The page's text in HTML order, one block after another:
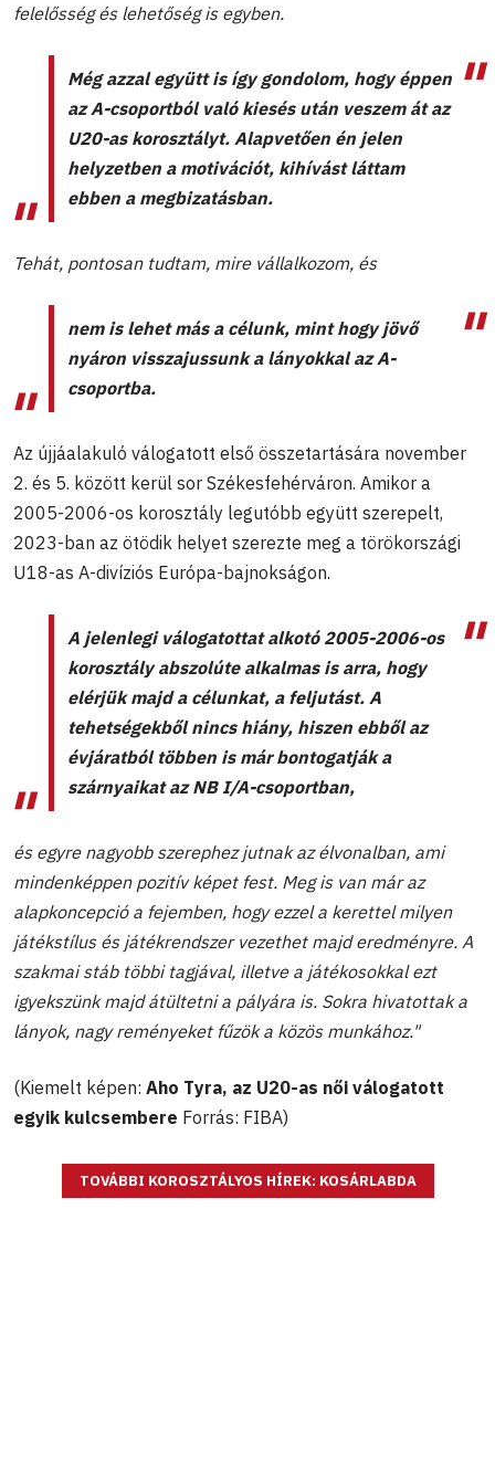
felelősség és lehetőség is egyben.
Még azzal együtt is így gondolom, hogy éppen
az A-csoportból való kiesés után veszem át az
U20-as korosztályt. Alapvetően én jelen
helyzetben a motivációt, kihívást láttam
ebben a megbizatásban.
Tehát, pontosan tudtam, mire vállalkozom, és
nem is lehet más a célunk, mint hogy jövő
nyáron visszajussunk a lányokkal az A-
csoportba.
Az újjáalakuló válogatott első összetartására november
2. és 5. között kerül sor Székesfehérváron. Amikor a
2005-2006-os korosztály legutóbb együtt szerepelt,
2023-ban az ötödik helyet szerezte meg a törökországi
U18-as A-divíziós Európa-bajnokságon.
A jelenlegi válogatottat alkotó 2005-2006-os
korosztály abszolúte alkalmas is arra, hogy
elérjük majd a célunkat, a feljutást. A
tehetségekből nincs hiány, hiszen ebből az
évjáratból többen is már bontogatják a
szárnyaikat az NB I/A-csoportban,
és egyre nagyobb szerephez jutnak az élvonalban, ami
mindenképpen pozitív képet fest. Meg is van már az
alapkoncepció a fejemben, hogy ezzel a kerettel milyen
játékstílus és játékrendszer vezethet majd eredményre. A
szakmai stáb többi tagjával, illetve a játékosokkal ezt
igyekszünk majd átültetni a pályára is. Sokra hivatottak a
lányok, nagy reményeket fűzök a közös munkához."
(Kiemelt képen: Aho Tyra, az U20-as női válogatott
egyik kulcsembere Forrás: FIBA)
TOVÁBBI KOROSZTÁLYOS HÍREK: KOSÁRLABDA